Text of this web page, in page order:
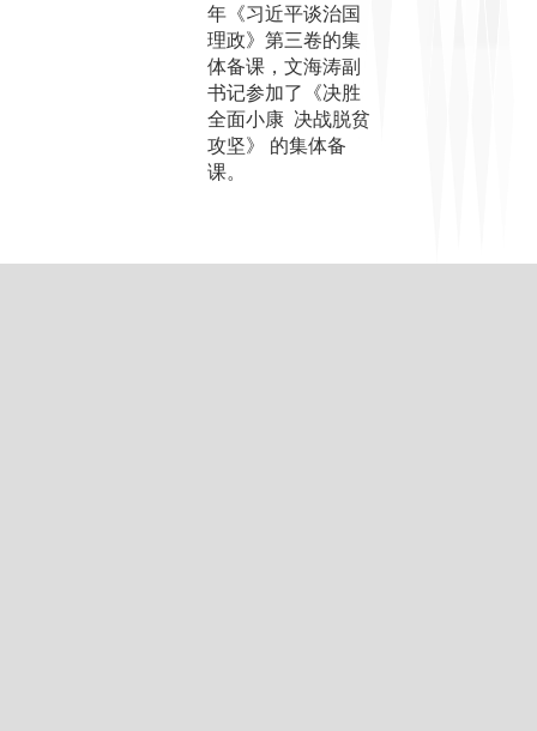
年《习近平谈治国
理政》第三卷的集
体备课，文海涛副
书记参加了《决胜
全面小康 决战脱贫
攻坚》
的集体备
课。